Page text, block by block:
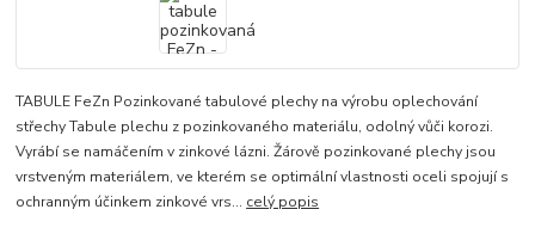
TABULE FeZn Pozinkované tabulové plechy na výrobu oplechování
střechy Tabule plechu z pozinkovaného materiálu, odolný vůči korozi.
Vyrábí se namáčením v zinkové lázni. Žárově pozinkované plechy jsou
vrstveným materiálem, ve kterém se optimální vlastnosti oceli spojují s
ochranným účinkem zinkové vrs... celý popis